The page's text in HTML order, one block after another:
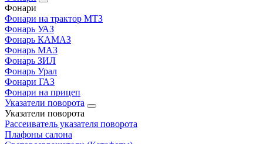
Фонари
Фонари на трактор МТЗ
Фонарь УАЗ
Фонарь КАМАЗ
Фонарь МАЗ
Фонарь ЗИЛ
Фонарь Урал
Фонари ГАЗ
Фонари на прицеп
Указатели поворота
Указатели поворота
Рассеиватель указателя поворота
Плафоны салона